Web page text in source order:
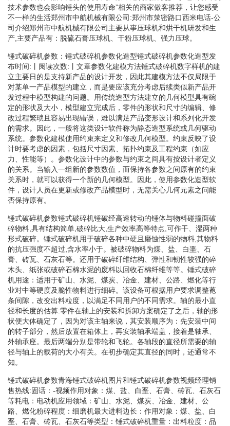
技术参数也会影响锤头的使用寿命”相关的商家做客推荐，让您感受
不一样的生活郑州市中航机械有限公司:郑州市荥密路口西米电话-公
司介绍郑州市中航机械有限公司主要从事压球机和烘干机研发和生
产,主要产品有：脱硫石膏压球机、干粉压球机、强力压球。
锤式破碎机参数：锤式破碎机参数化造型锤式破碎机参数化造型发
布时间:丨阅读次数:丨文章参数化建模方法锤式破碎机数字样机的建
立主要日的是支持新产品的设计开发，因此其建模方法不仅局限于
对某单一产品模型的建立，而是要应该充分考虑后续类似新产品开
发过程中模型构建的问题。用传统造型方法建立的几何模型具有碗
定的形状及大小，模型建立完成后，零件的形状和尺寸的编辑、修
改过程繁琐且容易出现错误，难以满足产品变形设计和系列化开发
的需求。因此，一般将这类设计软件称为静态造型系统或几何驱动
系统。参数化建模使用约束来定义和修改几何模型。约束反映了设
计时要考虑的因素，包括尺寸因素、拓扑约束及工程约束（如应
力、性能等）。参数化设计中的参数与约束之间具有按设计者定义
的关系。当输入一组新的参数数值，而保持各参数之间原有的约束
关系时，就可以获得一个新的几何模型。因此，使用参数化造型软
件，设计人员在更新或修改产品模型时，无需关心几何元素之问能
否保持原有。
锤式破碎机参数锤式破碎机锤破经高速转动的锤体与物料碰撞面破
碎物料,具有结构简单,破碎比大,生产效率高等特点,可作干、湿两种
形式破碎。锤式破碎机用于破碎各种中硬且磨蚀性弱的物料,其物料
的抗压强度不超过,含水率小于。被破碎物料为煤、盐、白垩、石
膏、砖瓦、石灰石等。还用于破碎纤维结构、弹性和韧性较强的碎
木头、纸张或破碎石棉水泥的废料以回收石棉纤维等等。锤式破碎
机用途：适用于矿山、水泥、煤炭、冶金、建材、公路、燃化等行
业对中等硬度及脆性物料进行细碎。该设备可根据用户要求调整蓖
条间隙，改变出料粒度，以满足不同用户的不同需求。轴的最小直
径和长度的估算:零件在轴上的安装和拆卸方案确定了之后，轴的形
状便大体确定了，因为对该主轴来说，其安装顺序为：先安装中间
的转子部分，然后放置在箱体上，再安装轴承端盖，接着是轴承、
外轴承座。最后两端分别是带轮和飞轮。各轴段的直径所需要的轴
径与轴上的载荷的大小有关。在初步确定其直径的同时，还通常不
知。
锤式破碎机参数青海锤式破碎机图片和锤式破碎机参数视频经理销
售热线:固话：-视频作用对象：煤、盐、白垩、石膏、砖瓦、石灰石
等耗电：电动机应用领域：矿山、水泥、煤炭、冶金、建材、公
路、燃化粉碎程度：细磨机最大进料边长：作用对象：煤、盐、白
垩、石膏、砖瓦、石灰石等类型：锤式破碎机重量：出料粒度：品